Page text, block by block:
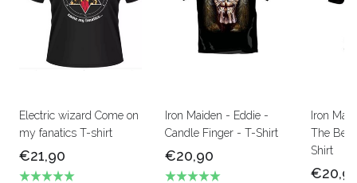
Electric wizard Come on
my fanatics T-shirt
€21,90
Iron Maiden - Eddie -
Candle Finger - T-Shirt
€20,90
Iron
The
Shirt